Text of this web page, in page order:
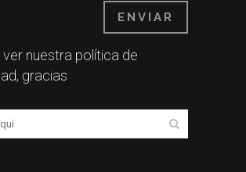
ver nuestra política de
, gracias